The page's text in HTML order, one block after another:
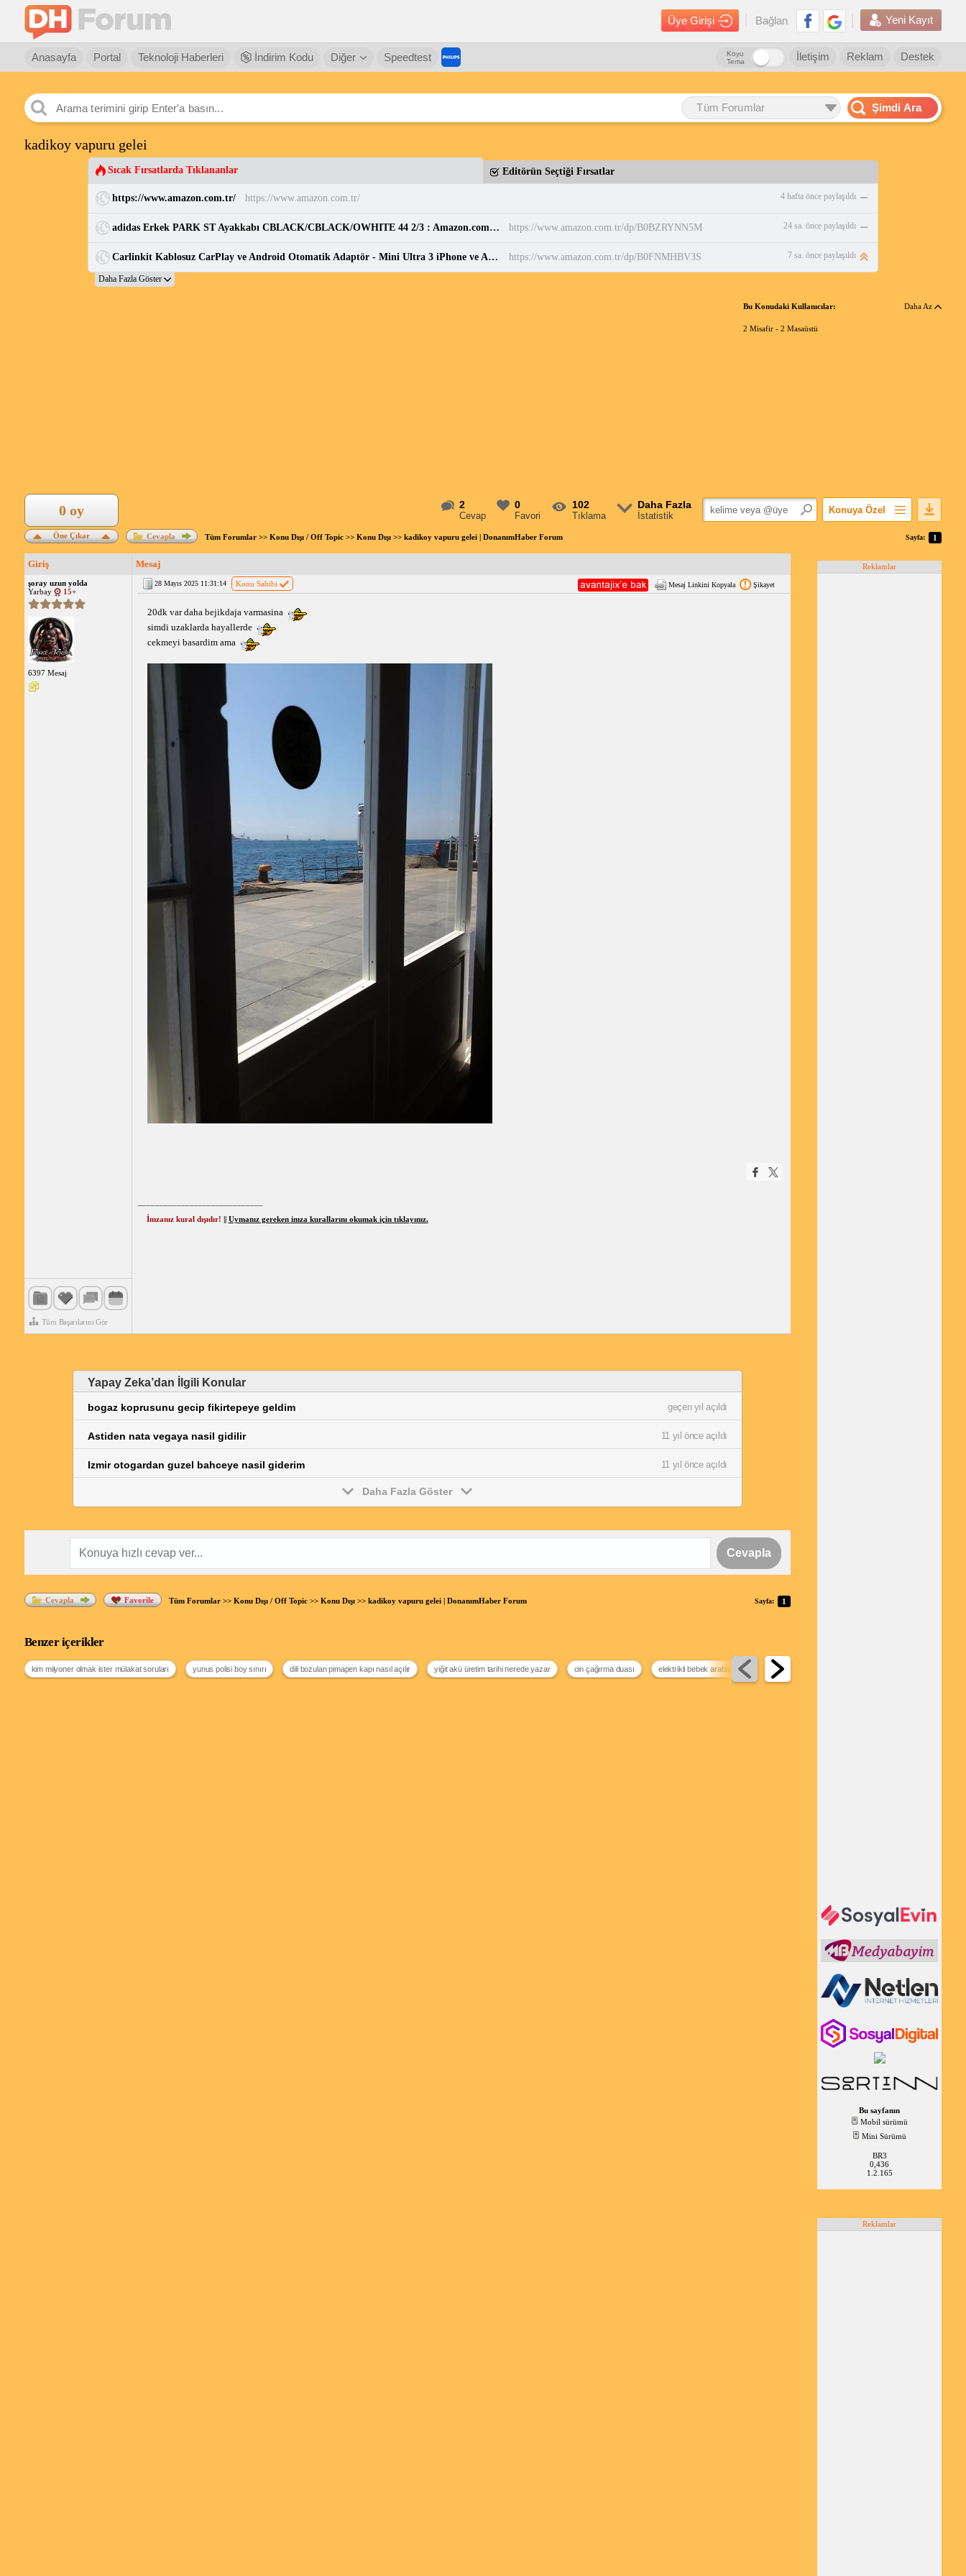
Üye Girişi Bağlan Yeni Kayıt
Anasayfa Portal Teknoloji Haberleri İndirim Kodu Diğer Speedtest Destek
Reklam
İletişim
Koyu
Tema
Tüm Forumlar Şimdi Ara
kadikoy vapuru gelei
Sıcak Fırsatlarda Tıklananlar Editörün Seçtiği Fırsatlar
https://www.amazon.com.tr/ https://www.amazon.com.tr/ 4 hafta önce paylaşıldı
adidas Erkek PARK ST Ayakkabı CBLACK/CBLACK/OWHITE 44 2/3 : Amazon.com.tr: Moda https://www.amazon.com.tr/dp/B0BZRYNN5M 24 sa. önce paylaşıldı
Carlinkit Kablosuz CarPlay ve Android Otomatik Adaptör - Mini Ultra 3 iPhone ve Android 11+, USB-A/Tip-C Tak ve Çalıştır, Hızlı Bağlantı, Çevrimiçi Yükseltme için Kablosuz Dongle'a OEM Kablolu : Amazon.com.tr: Bilgisayar https://www.amazon.com.tr/dp/B0FNMHBV3S 7 sa. önce paylaşıldı
Bu Konudaki Kullanıcılar: Daha Az
2 Misafir - 2 Masaüstü
2
Cevap
0
Favori
102
Tıklama
Daha Fazla
İstatistik
Konuya Özel
Popüler Mesajlar
Öne Çıkar
0 oy
Cevapla Tüm Forumlar>> Konu Dışı / Off Topic>> Konu Dışı>> kadikoy vapuru gelei | DonanımHaber Forum Sayfa: 1
Giriş Mesaj
şoray uzun yolda
Yarbay
15+
6397 Mesaj
Tüm Başarılarını Gör
28 Mayıs 2025 11:31:14 Konu Sahibi Mesaj Linkini Kopyala Şikayet
20dk var daha bejikdaja varmasina
simdi uzaklarda hayallerde
cekmeyi basardim ama
İmzanız kural dışıdır! || Uymanız gereken imza kurallarını okumak için tıklayınız.
Yapay Zeka’dan İlgili Konular
bogaz koprusunu gecip fikirtepeye geldim geçen yıl açıldı
Astiden nata vegaya nasil gidilir 11 yıl önce açıldı
Izmir otogardan guzel bahceye nasil giderim 11 yıl önce açıldı
Daha Fazla Göster
Cevapla
Sayfa: 1
Cevapla Favorile Tüm Forumlar>> Konu Dışı / Off Topic>> Konu Dışı>> kadikoy vapuru gelei | DonanımHaber Forum
Benzer içerikler
kim milyoner olmak ister mülakat soruları yunus polisi boy sınırı dili bozulan pimapen kapı nasıl açılır yiğit akü üretim tarihi nerede yazar cin çağırma duası elektrikli bebek arabası telegram indirim kanalları
Reklamlar
Bu sayfanın
Mobil sürümü
Mini Sürümü
BR3
0,436
1.2.165
Reklamlar